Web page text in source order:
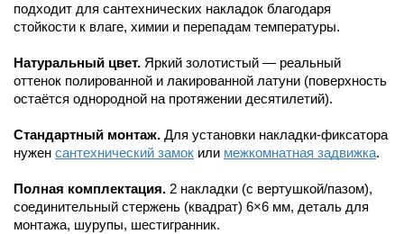
подходит для сантехнических накладок благодаря
стойкости к влаге, химии и перепадам температуры.
Натуральный цвет. Яркий золотистый — реальный
оттенок полированной и лакированной латуни (поверхность
остаётся однородной на протяжении десятилетий).
Стандартный монтаж. Для установки накладки-фиксатора
нужен сантехнический замок или межкомнатная задвижка.
Полная комплектация. 2 накладки (с вертушкой/пазом),
соединительный стержень (квадрат) 6×6 мм, деталь для
монтажа, шурупы, шестигранник.